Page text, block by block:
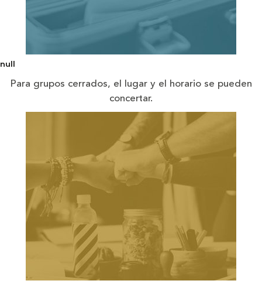
null
Para grupos cerrados, el lugar y el horario se pueden
concertar.